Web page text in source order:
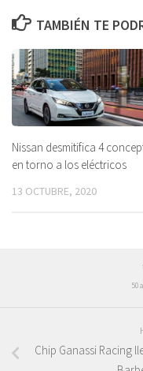
TAMBIÉN TE
Nissan desmitifica 4
en torno a los eléctricos
13 OCTUBRE, 2020
50
Chip Ganassi Racing